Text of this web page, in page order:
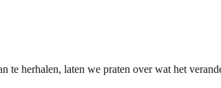
herhalen, laten we praten over wat het